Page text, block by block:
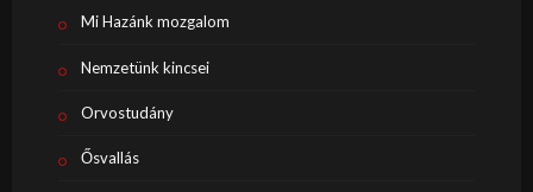
Mi Hazánk mozgalom
Nemzetünk kincsei
Orvostudány
Ősvallás